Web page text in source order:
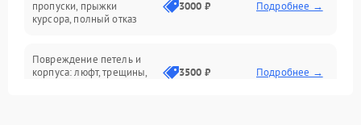
пропуски, прыжки
курсора, полный отказ
3000 ₽ Подробнее →
Повреждение петель и
корпуса: люфт, трещины,
3500 ₽ Подробнее →